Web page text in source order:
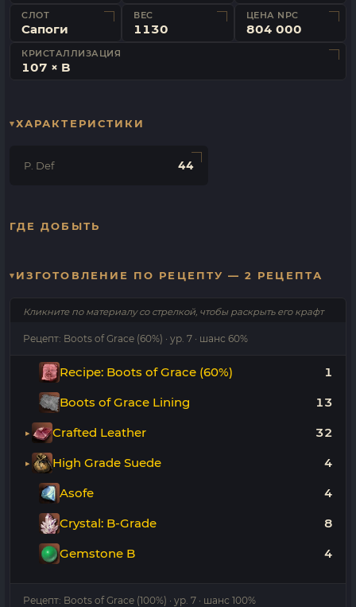
СЛОТ
Сапоги
ВЕС
1130
ЦЕНА NPC
804 000
КРИСТАЛЛИЗАЦИЯ
107 × B
ХАРАКТЕРИСТИКИ
P. Def 44
ГДЕ ДОБЫТЬ
ИЗГОТОВЛЕНИЕ ПО РЕЦЕПТУ — 2 РЕЦЕПТА
Кликните по материалу со стрелкой, чтобы раскрыть его крафт
Рецепт: Boots of Grace (60%) · ур. 7 · шанс 60%
Recipe: Boots of Grace (60%) 1
Boots of Grace Lining 13
Crafted Leather 32
High Grade Suede 4
Asofe 4
Crystal: B-Grade 8
Gemstone B 4
Рецепт: Boots of Grace (100%) · ур. 7 · шанс 100%